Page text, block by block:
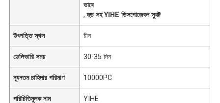
ভাবে
,হুড সহ YIHE ডিসপোজেবল স্যুট
উৎপত্তি স্থল চীন
ডেলিভারি সময় 30-35 দিন
ন্যূনতম চাহিদার পরিমাণ 10000PC
পরিচিতিমুলক নাম YIHE